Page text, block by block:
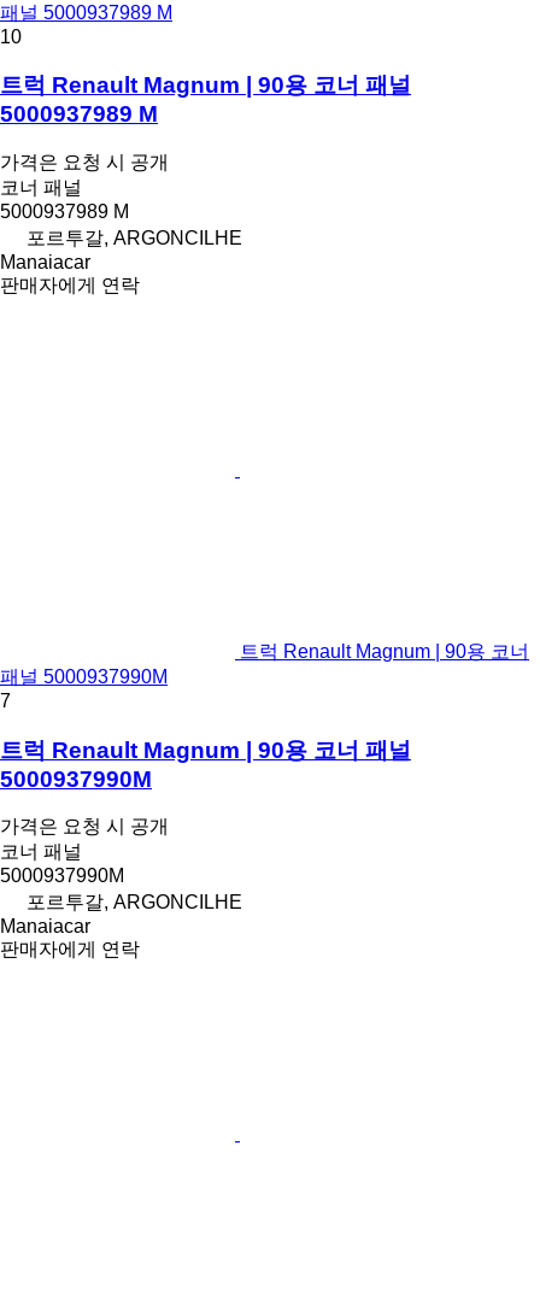
패널 5000937989 M
10
트럭 Renault Magnum | 90용 코너 패널
5000937989 M
가격은 요청 시 공개
코너 패널
5000937989 M
포르투갈, ARGONCILHE
Manaiacar
판매자에게 연락
트럭 Renault Magnum | 90용 코너
패널 5000937990M
7
트럭 Renault Magnum | 90용 코너 패널
5000937990M
가격은 요청 시 공개
코너 패널
5000937990M
포르투갈, ARGONCILHE
Manaiacar
판매자에게 연락